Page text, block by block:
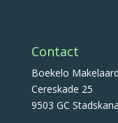
Contact
Boekelo
Cereskade 25
9503 GC